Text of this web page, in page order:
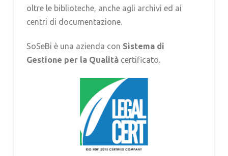
oltre le biblioteche, anche agli archivi ed ai
centri di documentazione.
SoSeBi è una azienda con Sistema di
Gestione per la Qualitàcertificato.